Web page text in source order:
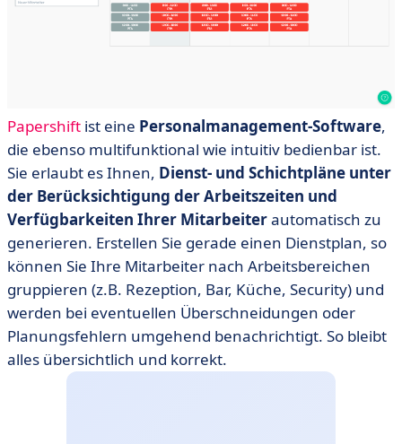
Papershift ist eine Personalmanagement-Software,
die ebenso multifunktional wie intuitiv bedienbar ist.
Sie erlaubt es Ihnen, Dienst- und Schichtpläne unter
der Berücksichtigung der Arbeitszeiten und
Verfügbarkeiten Ihrer Mitarbeiterautomatisch zu
generieren. Erstellen Sie gerade einen Dienstplan, so
können Sie Ihre Mitarbeiter nach Arbeitsbereichen
gruppieren (z.B. Rezeption, Bar, Küche, Security) und
werden bei eventuellen Überschneidungen oder
Planungsfehlern umgehend benachrichtigt. So bleibt
alles übersichtlich und korrekt.